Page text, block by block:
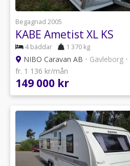
Begagnad 2005
KABE Ametist XL KS
4 bäddar 1 370 kg
NIBO Caravan AB • Gävleborg •
fr. 1 136 kr/mån
149 000 kr